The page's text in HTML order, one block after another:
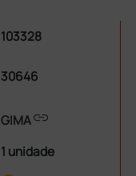
103328
30646
GIMAlink
1 unidade